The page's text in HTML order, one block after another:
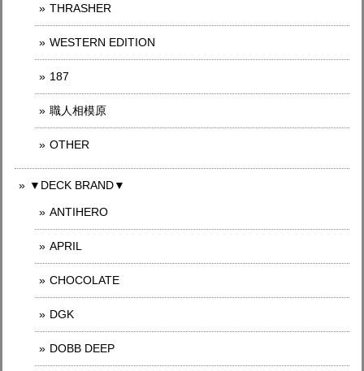
THRASHER
WESTERN EDITION
187
職人相模原
OTHER
▼DECK BRAND▼
ANTIHERO
APRIL
CHOCOLATE
DGK
DOBB DEEP